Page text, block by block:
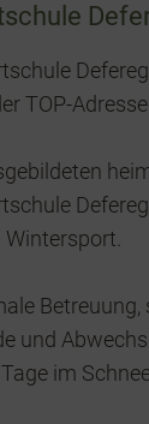
TOP-
und
im